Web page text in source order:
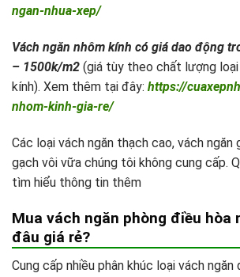
ngan-nhua-xep/
Vách ngăn nhôm kính có giá dao động
– 1500k/m2 (giá tùy theo chất lượng
kính). Xem thêm tại đây: https://
nhom-kinh-gia-re/
Các loại vách ngăn thạch cao, vách ngăn
gạch vôi vữa chúng tôi không cung cấp.
tìm hiểu thông tin thêm
Mua vách ngăn phòng điều hòa
đâu giá rẻ?
Cung cấp nhiều phân khúc loại vách ngăn